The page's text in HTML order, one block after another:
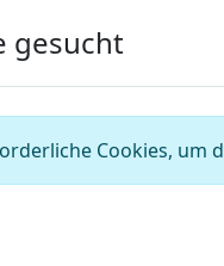
gesucht
Cookies, um